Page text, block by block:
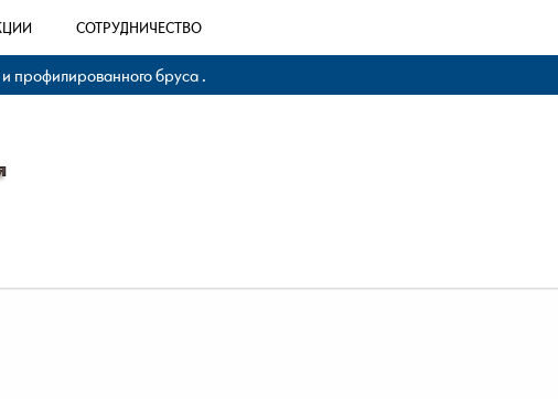
СОТРУДНИЧЕСТВО
профилированного бруса .